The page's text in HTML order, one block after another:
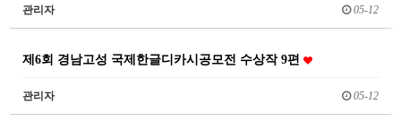
관리자 05-12
제6회 경남고성 국제한글디카시공모전 수상작 9편
관리자 05-12